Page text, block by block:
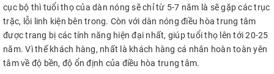
cục bộ thì tuổi thọ của dàn nóng sẽ chỉ từ 5-7 năm là sẽ gặp các trục
trặc, lỗi linh kiện bên trong. Còn với dàn nóng điều hòa trung tâm
được trang bị các tính năng hiện đại nhất, giúp tuổi thọ lên tới 20-25
năm. Vì thế khách hàng, nhất là khách hàng cá nhân hoàn toàn yên
tâm về độ bền, độ ổn định của điều hòa trung tâm.